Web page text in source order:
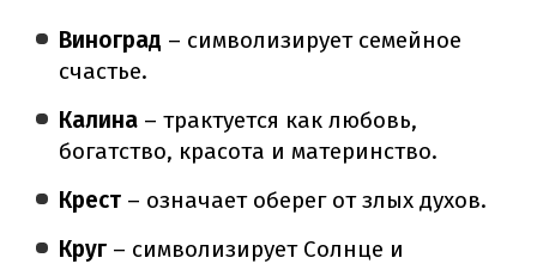
Виноград – символизирует семейное
счастье.
Калина – трактуется как любовь,
богатство, красота и материнство.
Крест – означает оберег от злых духов.
Круг – символизирует Солнце и